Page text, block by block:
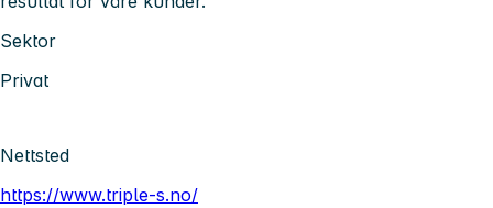
Sektor
Privat
Nettsted
https://www.triple-s.no/